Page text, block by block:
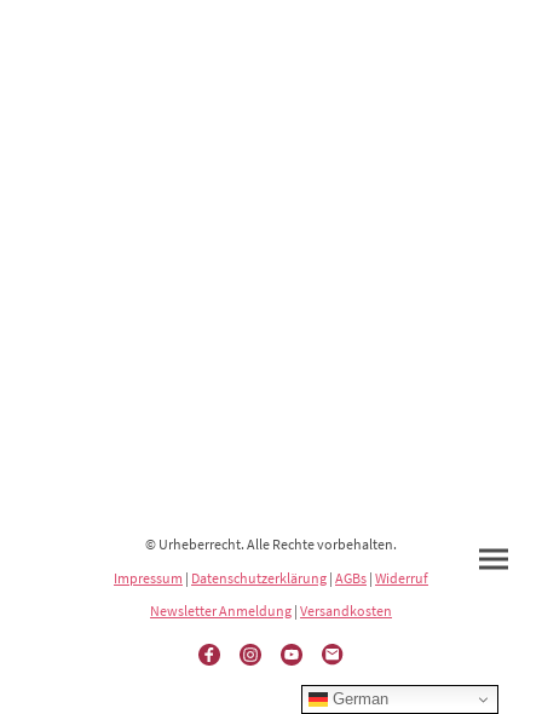
© Urheberrecht. Alle Rechte vorbehalten.
Impressum | Datenschutzerklärung | AGBs | Widerruf
Newsletter Anmeldung | Versandkosten
German